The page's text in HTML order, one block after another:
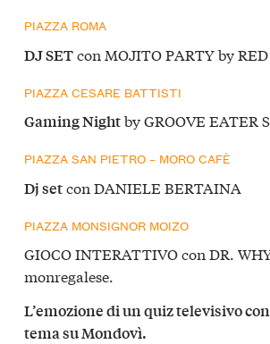
PIAZZA ROMA
DJ SETcon MOJITO PARTY by
PIAZZA CESARE BATTISTI
Gaming Nightby GROOVE EATER
PIAZZA SAN PIETRO – MORO CAFÈ
Dj setcon DANIELE BERTAINA
PIAZZA MONSIGNOR MOIZO
GIOCO INTERATTIVO con DR.
monregalese.
L’emozione di un quiz televisivo
tema su Mondovì.